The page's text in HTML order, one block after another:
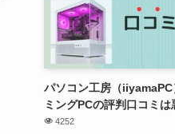
パソコン工房（
ミングPCの評判口コミは
4252